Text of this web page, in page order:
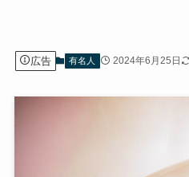
広告 有名人 2024年6月25日